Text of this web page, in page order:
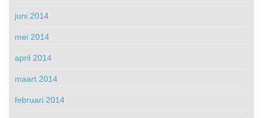
juni 2014
mei 2014
april 2014
maart 2014
februari 2014